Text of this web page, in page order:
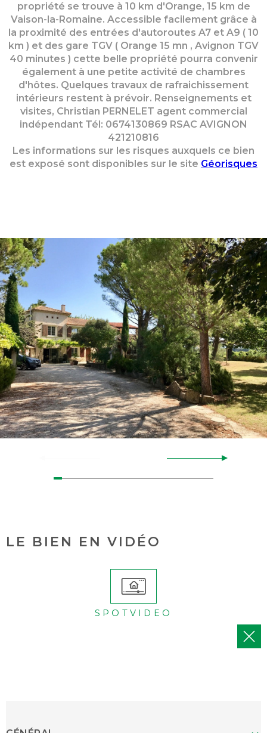
propriété se trouve à 10 km d'Orange, 15 km de
Vaison-la-Romaine. Accessible facilement grâce à
la proximité des entrées d'autoroutes A7 et A9 ( 10
km ) et des gare TGV ( Orange 15 mn , Avignon TGV
40 minutes ) cette belle propriété pourra convenir
également à une petite activité de chambres
d'hôtes. Quelques travaux de rafraichissement
intérieurs restent à prévoir. Renseignements et
visites, Christian PERNELET agent commercial
indépendant Tél: 0674130869 RSAC AVIGNON
421210816
Les informations sur les risques auxquels ce bien
est exposé sont disponibles sur le site Géorisques
LE BIEN EN VIDÉO
SPOTVIDEO